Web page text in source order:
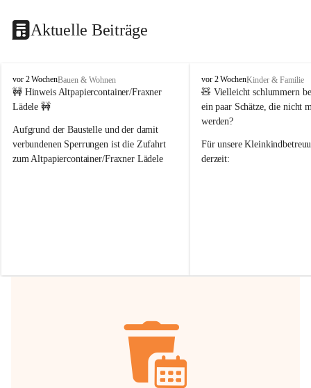
Aktuelle Beiträge
F
r
a
e
r
n
vor 2 WochenBauen & Wohnen
🚧 Hinweis Altpapiercontainer/Fraxner
Lädele 🚧
Aufgrund der Baustelle und der damit
verbundenen Sperrungen ist die Zufahrt
zum Altpapiercontainer/Fraxner Lädele
Hilfsbereitschaft!
F
r
a
x
r
n
vor 2 WochenKinder & Familie
🧸 Vielleicht schlummern
ein paar Schätze, die nicht
werden?
Für unsere
derzeit: